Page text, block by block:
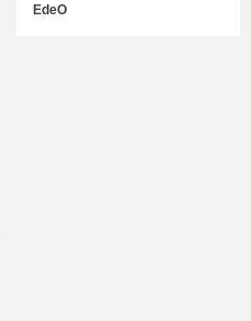
EdeO